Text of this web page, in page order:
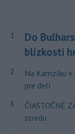
1
Do
blízkosti
2
Na Kamzíku
pre deti
3
ČIASTOČNÉ
stredu